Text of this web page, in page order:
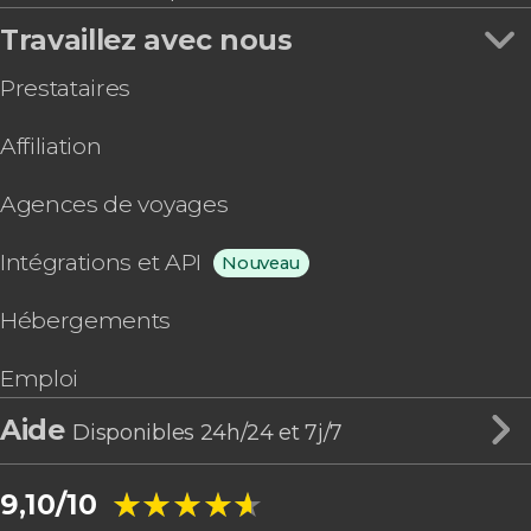
Travaillez avec nous
Prestataires
Affiliation
Agences de voyages
Intégrations et API Nouveau
Hébergements
Emploi
Aide Disponibles 24h/24 et 7j/7
9,10/10 ★★★★★
★★★★★